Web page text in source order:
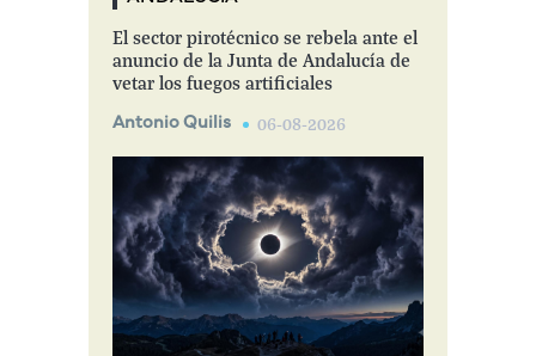
El sector pirotécnico se rebela ante el
anuncio de la Junta de Andalucía de
vetar los fuegos artificiales
Antonio Quilis 06-08-2026